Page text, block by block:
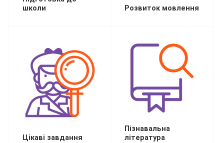
школи
Розвиток мовлення
Цікаві завдання
Пізнавальна
література